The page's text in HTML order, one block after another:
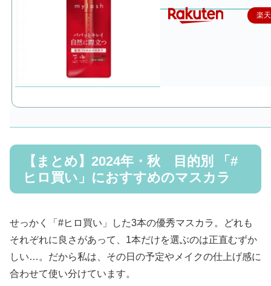
楽
【まとめ】2024年・秋 目的別 「#
ヒロ買い」におすすめのマスカラ
せっかく「#ヒロ買い」した3本の優秀マスカラ。どれも
それぞれに良さがあって、1本だけを選ぶのは正直むずか
しい…。だから私は、その日の予定やメイクの仕上げ感に
合わせて使い分けています。